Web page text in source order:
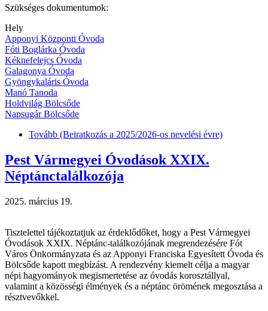
Szükséges dokumentumok:
Hely
Apponyi Központi Óvoda
Fóti Boglárka Óvoda
Kéknefelejcs Óvoda
Galagonya Óvoda
Gyöngykaláris Óvoda
Manó Tanoda
Holdvilág Bölcsőde
Napsugár Bölcsőde
Tovább (Beiratkozás a 2025/2026-os nevelési évre)
Pest Vármegyei Óvodások XXIX.
Néptánctalálkozója
2025. március 19.
Tisztelettel tájékoztatjuk az érdeklődőket, hogy a Pest Vármegyei
Óvodások XXIX. Néptánc-találkozójának megrendezésére Fót
Város Önkormányzata és az Apponyi Franciska Egyesített Óvoda és
Bölcsőde kapott megbízást. A rendezvény kiemelt célja a magyar
népi hagyományok megismertetése az óvodás korosztállyal,
valamint a közösségi élmények és a néptánc örömének megosztása a
résztvevőkkel.